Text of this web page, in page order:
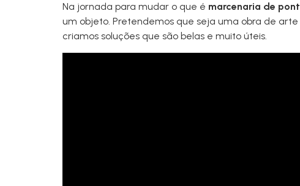
Na jornada para mudar o que é marcenaria de
um objeto. Pretendemos que seja uma obra de
criamos soluções que são belas e muito úteis.